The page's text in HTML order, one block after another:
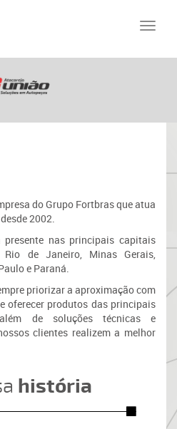
do Grupo Fortbras que atua
2002.
nas principais capitais
Rio de Janeiro, Minas Gerais,
e Paraná.
priorizar a aproximação com
oferecer produtos das principais
de soluções técnicas e
clientes realizem a melhor
história